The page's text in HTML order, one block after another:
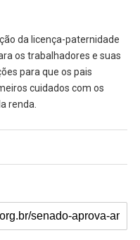
da licença-paternidade
os trabalhadores e suas
para que os pais
cuidados com os
renda.